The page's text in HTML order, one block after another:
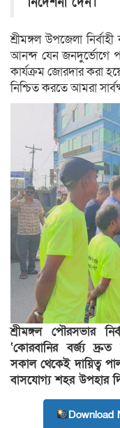
শ্রীমঙ্গল উপজেলা
আনন্দ যেন জনদুর্ভোগে
কার্যক্রম জোরদার করা
নিশ্চিত করতে আমরা
শ্রীমঙ্গল পৌরসভার
‘কোরবানির বর্জ্য দ্রুত
সকাল থেকেই দায়িত্ব
বাসযোগ্য শহর উপহার
Download